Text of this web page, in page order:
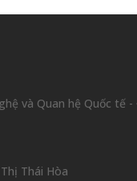
và Quan hệ Quốc tế
Thái Hòa